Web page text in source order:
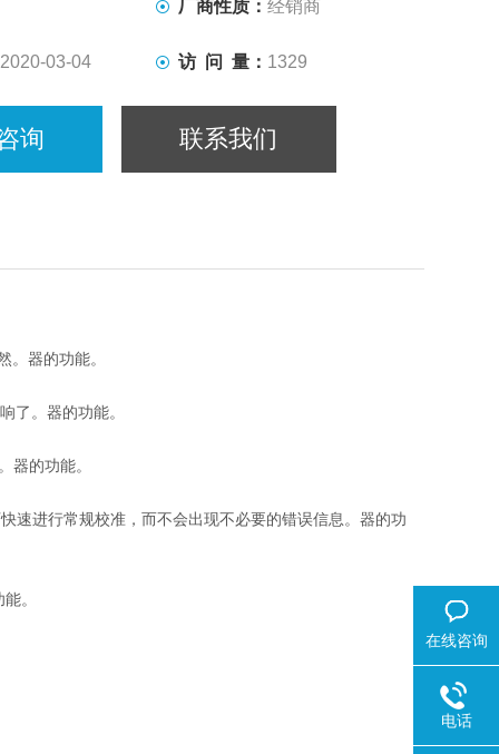
厂商性质：经销商
2020-03-04 访 问 量： 1329
询 联系我们
。器的功能。
了。器的功能。
器的功能。
速进行常规校准，而不会出现不必要的错误信息。器的功
。
在线咨询
电话